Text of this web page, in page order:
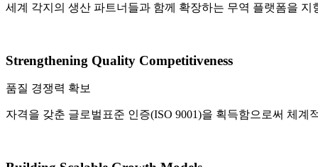
세계 각지의 생산 파트너들과 함께 확장하는 무역 플랫폼을 지
Strengthening Quality Competitiveness
품질 경쟁력 확보
자격을 갖춘 글로벌표준 인증(ISO 9001)을 획득함으로써 체